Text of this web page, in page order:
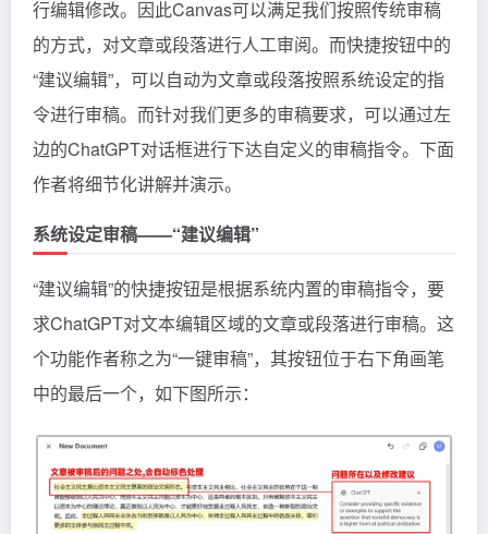
行编辑修改。因此Canvas可以满足我们按照传统审稿
的方式，对文章或段落进行人工审阅。而快捷按钮中的
“建议编辑”，可以自动为文章或段落按照系统设定的指
令进行审稿。而针对我们更多的审稿要求，可以通过左
边的ChatGPT对话框进行下达自定义的审稿指令。下面
作者将细节化讲解并演示。
系统设定审稿——“建议编辑”
“建议编辑”的快捷按钮是根据系统内置的审稿指令，要
求ChatGPT对文本编辑区域的文章或段落进行审稿。这
个功能作者称之为“一键审稿”，其按钮位于右下角画笔
中的最后一个，如下图所示：